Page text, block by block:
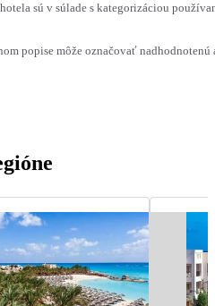
sú v súlade s kategorizáciou
popise môže označovať